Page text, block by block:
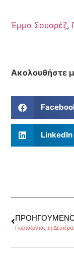
Έμμα Σουαρέζ,
Ακολουθήστε
LinkedIn